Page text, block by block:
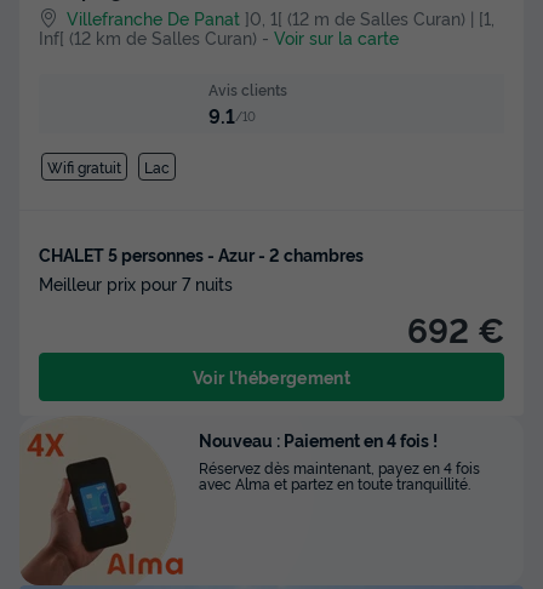
Villefranche De Panat ]0, 1[ (12 m de Salles Curan) | [1,
Inf[ (12 km de Salles Curan) - Voir sur la carte
Avis clients
9.1/10
Wifi gratuit Lac
CHALET 5 personnes - Azur - 2 chambres
Meilleur prix pour 7 nuits
692 €
Voir l'hébergement
Nouveau : Paiement en 4 fois !
Réservez dès maintenant, payez en 4 fois
avec Alma et partez en toute tranquillité.